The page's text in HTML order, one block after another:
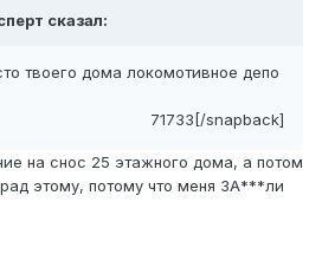
сказал:
твоего дома локомотивное депо
71733[/snapback]
на снос 25 этажного дома, а потом
этому, потому что меня ЗА***ли